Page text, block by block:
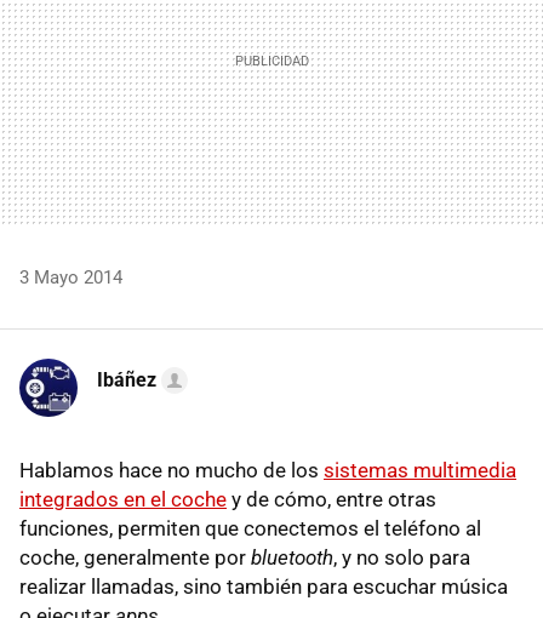
3 Mayo 2014
Ibáñez
Hablamos hace no mucho de los sistemas multimedia
integrados en el coche y de cómo, entre otras
funciones, permiten que conectemos el teléfono al
coche, generalmente por bluetooth, y no solo para
realizar llamadas, sino también para escuchar música